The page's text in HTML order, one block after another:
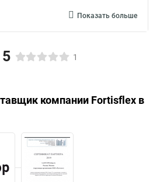
Показать больше
5 1
компании Fortisflex в